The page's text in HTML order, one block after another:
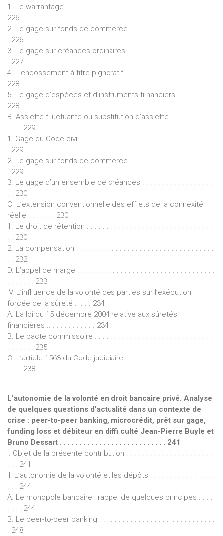
1. Le warrantage . . . . . . . . . . . . . . . . . . . . . . . . . . . . . . . . . . . . .
226
2. Le gage sur fonds de commerce . . . . . . . . . . . . . . . . . . . . . .
. 226
3. Le gage sur créances ordinaires . . . . . . . . . . . . . . . . . . . . . .
. 227
4. L’endossement à titre pignoratif . . . . . . . . . . . . . . . . . . . . . . .
228
5. Le gage d’espèces et d’instruments fi nanciers . . . . . . . .
228
B. Assiette fl uctuante ou substitution d’assiette . . . . . . . . . . .
. . . . 229
1. Gage du Code civil . . . . . . . . . . . . . . . . . . . . . . . . . . . . . . . . . .
. 229
2. Le gage sur fonds de commerce . . . . . . . . . . . . . . . . . . . . . .
. 229
3. Le gage d’un ensemble de créances . . . . . . . . . . . . . . . . . .
. . 230
C. L’extension conventionnelle des eff ets de la connexité
réelle . . . . . . . 230
1. Le droit de rétention . . . . . . . . . . . . . . . . . . . . . . . . . . . . . . . .
. . 230
2. La compensation . . . . . . . . . . . . . . . . . . . . . . . . . . . . . . . . . . .
. . 232
D. L’appel de marge . . . . . . . . . . . . . . . . . . . . . . . . . . . . . . . . . . .
. . . . . . . 233
IV. L’infl uence de la volonté des parties sur l’exécution
forcée de la sûreté . . . . 234
A. La loi du 15 décembre 2004 relative aux sûretés
financières .. . . . . . . . . . . . 234
B. Le pacte commissoire . . . . . . . . . . . . . . . . . . . . . . . . . . . . . .
. . . . . . . 235
C. L’article 1563 du Code judiciaire . . . . . . . . . . . . . . . . . . . . . . .
. . . . 238
L’autonomie de la volonté en droit bancaire privé. Analyse
de quelques questions d’actualité dans un contexte de
crise : peer-to-peer banking, microcrédit, prêt sur gage,
funding loss et débiteur en diffi culté Jean-Pierre Buyle et
Bruno Dessart . . . . . . . . . . . . . . . . . . . . . . . . . . . 241
I. Objet de la présente contribution . . . . . . . . . . . . . . . . . . . . . .
. . . 241
II. L’autonomie de la volonté et les dépôts . . . . . . . . . . . . . . . .
. . . 244
A. Le monopole bancaire : rappel de quelques principes . . . .
. . . . 244
B. Le peer-to-peer banking . . . . . . . . . . . . . . . . . . . . . . . . . . . . .
. 248